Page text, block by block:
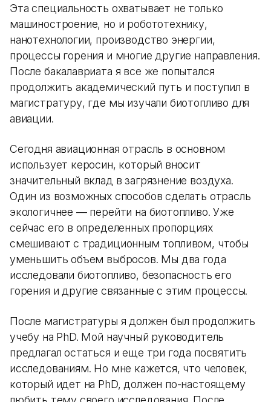
Эта специальность охватывает не только
машиностроение, но и робототехнику,
нанотехнологии, производство энергии,
процессы горения и многие другие направления.
После бакалавриата я все же попытался
продолжить академический путь и поступил в
магистратуру, где мы изучали биотопливо для
авиации.
Сегодня авиационная отрасль в основном
использует керосин, который вносит
значительный вклад в загрязнение воздуха.
Один из возможных способов сделать отрасль
экологичнее — перейти на биотопливо. Уже
сейчас его в определенных пропорциях
смешивают с традиционным топливом, чтобы
уменьшить объем выбросов. Мы два года
исследовали биотопливо, безопасность его
горения и другие связанные с этим процессы.
После магистратуры я должен был продолжить
учебу на PhD. Мой научный руководитель
предлагал остаться и еще три года посвятить
исследованиям. Но мне кажется, что человек,
который идет на PhD, должен по-настоящему